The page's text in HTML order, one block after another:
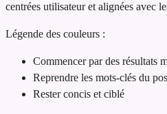
centrées utilisateur et alignées avec
Légende des couleurs :
Commencer par des résultats
Reprendre les mots-clés du
Rester concis et ciblé